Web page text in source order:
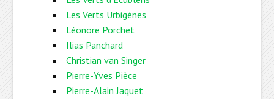
Les Verts Urbigènes
Léonore Porchet
Ilias Panchard
Christian van Singer
Pierre-Yves Pièce
Pierre-Alain Jaquet